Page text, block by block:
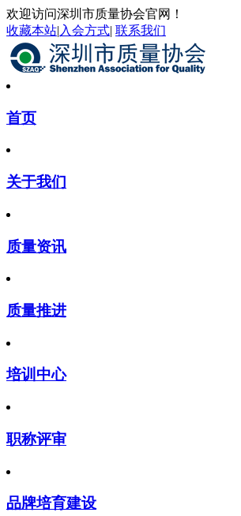
欢迎访问深圳市质量协会官网！
收藏本站| 入会方式| 联系我们
首页
关于我们
质量资讯
质量推进
培训中心
职称评审
品牌培育建设